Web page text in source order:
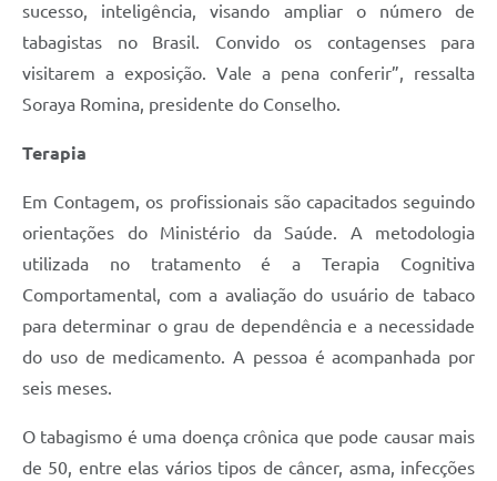
sucesso, inteligência, visando ampliar o número de
tabagistas no Brasil. Convido os contagenses para
visitarem a exposição. Vale a pena conferir”, ressalta
Soraya Romina, presidente do Conselho.
Terapia
Em Contagem, os profissionais são capacitados seguindo
orientações do Ministério da Saúde. A metodologia
utilizada no tratamento é a Terapia Cognitiva
Comportamental, com a avaliação do usuário de tabaco
para determinar o grau de dependência e a necessidade
do uso de medicamento. A pessoa é acompanhada por
seis meses.
O tabagismo é uma doença crônica que pode causar mais
de 50, entre elas vários tipos de câncer, asma, infecções